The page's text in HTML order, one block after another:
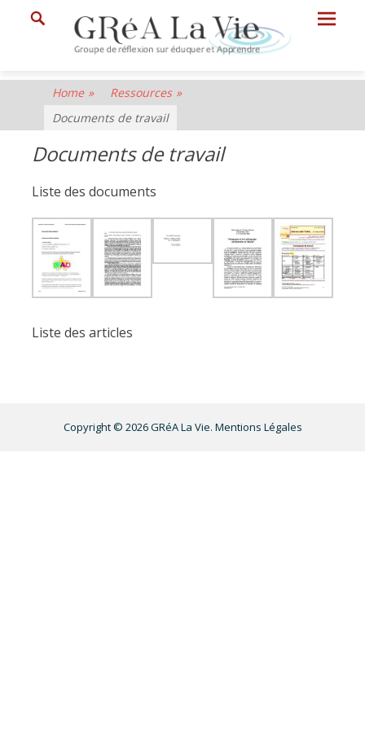
GRéA
La
Vie
Groupe
Eduquer
et
Menu
Home » Ressources »
Documents de travail
Documents de travail
Liste des documents
Liste des articles
Copyright © 2026GRéA La Vie. Mentions Légales